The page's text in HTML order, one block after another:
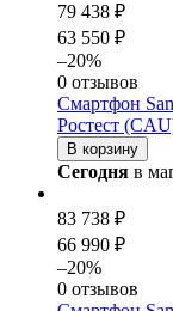
79 438 ₽
63 550 ₽
–20%
0 отзывов
Смартфон
Ростест
В корзину
Сегодня в
83 738 ₽
66 990 ₽
–20%
0 отзывов